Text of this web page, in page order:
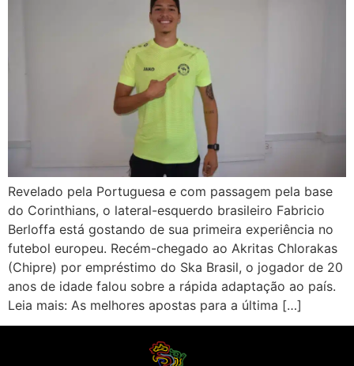
Revelado pela Portuguesa e com passagem pela base
do Corinthians, o lateral-esquerdo brasileiro Fabricio
Berloffa está gostando de sua primeira experiência no
futebol europeu. Recém-chegado ao Akritas Chlorakas
(Chipre) por empréstimo do Ska Brasil, o jogador de 20
anos de idade falou sobre a rápida adaptação ao país.
Leia mais: As melhores apostas para a última […]